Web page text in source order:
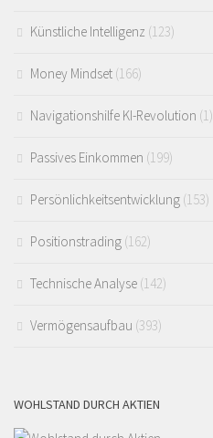
Künstliche Intelligenz (123)
Money Mindset (166)
Navigationshilfe KI-Revolution (1)
Passives Einkommen (199)
Persönlichkeitsentwicklung (153)
Positionstrading (162)
Technische Analyse (142)
Vermögensaufbau (393)
WOHLSTAND DURCH AKTIEN